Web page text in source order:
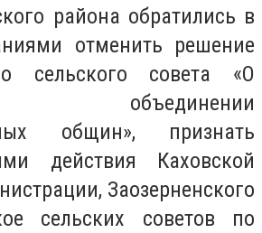
района обратились в
отменить решение
сельского совета «О
объединении
общин», признать
действия Каховской
Заозерненского
сельских советов по